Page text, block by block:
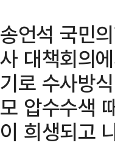
송언석 국민
사 대책회의
기로 수사방
모 압수수색
이 희생되고